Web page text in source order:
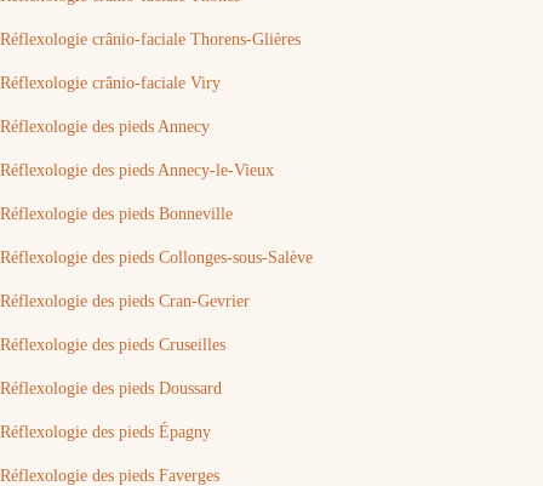
Réflexologie crânio-faciale Thorens-Glières
Réflexologie crânio-faciale Viry
Réflexologie des pieds Annecy
Réflexologie des pieds Annecy-le-Vieux
Réflexologie des pieds Bonneville
Réflexologie des pieds Collonges-sous-Salève
Réflexologie des pieds Cran-Gevrier
Réflexologie des pieds Cruseilles
Réflexologie des pieds Doussard
Réflexologie des pieds Épagny
Réflexologie des pieds Faverges